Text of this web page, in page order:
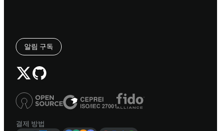
알림 구독
결제 방법